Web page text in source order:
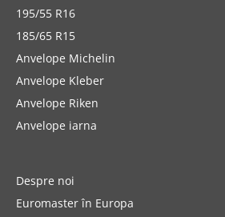
195/55 R16
185/65 R15
Anvelope Michelin
Anvelope Kleber
Anvelope Riken
Anvelope iarna
Despre noi
Euromaster în Europa